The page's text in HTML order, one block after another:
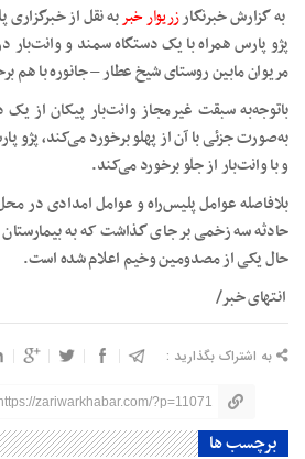
به گزارش خبرنگارزریوار خبربه نقل از
مریوان مابین روستای شیخ عطار – جانوره با هم
باتوجه‌به سبقت غیرمجاز وانت‌بار پیکان از
به‌صورت جزئی با آن از پهلو برخورد می‌کند، پژو
و با وانت‌بار از جلو برخورد می‌کند.
بلافاصله عوامل پلیس‌راه و عوامل امدادی در
حادثه سه زخمی بر جای گذاشت که به بیمارستان
حال یکی از مصدومین وخیم اعلام شده است.
انتهای خبر/
به اشتراک بگذارید :
https://zariwarkhabar.com/?p=11071
برچسب ها